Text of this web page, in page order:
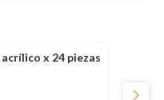
x 24 piezas